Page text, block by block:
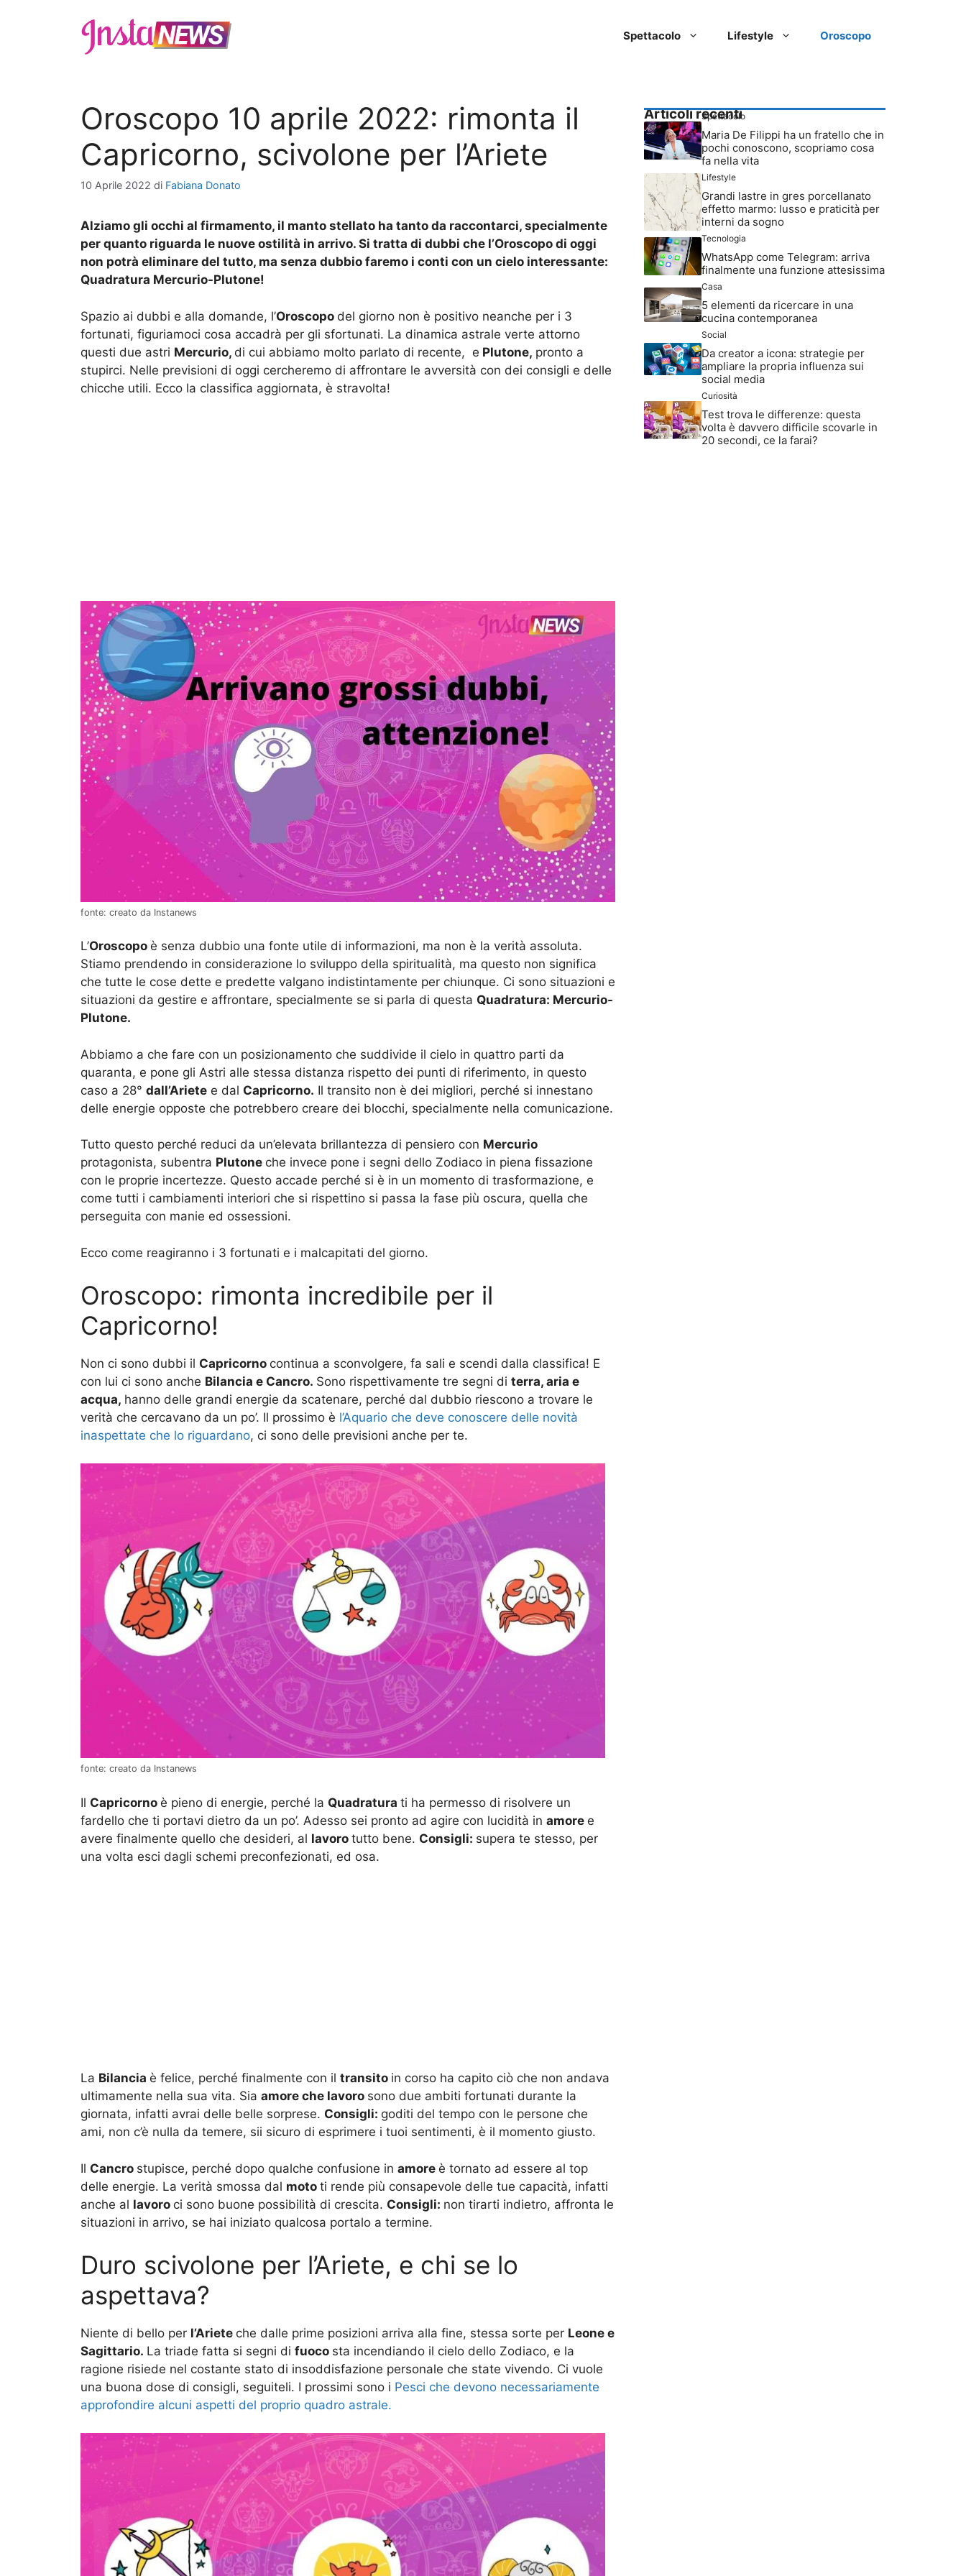
Spettacolo Lifestyle Oroscopo
Oroscopo 10 aprile 2022: rimonta il
Capricorno, scivolone per l’Ariete
10 Aprile 2022 di Fabiana Donato
Alziamo gli occhi al firmamento, il manto stellato ha tanto da raccontarci, specialmente
per quanto riguarda le nuove ostilità in arrivo. Si tratta di dubbi che l’Oroscopo di oggi
non potrà eliminare del tutto, ma senza dubbio faremo i conti con un cielo interessante:
Quadratura Mercurio-Plutone!
Spazio ai dubbi e alla domande, l’Oroscopo del giorno non è positivo neanche per i 3
fortunati, figuriamoci cosa accadrà per gli sfortunati. La dinamica astrale verte attorno
questi due astri Mercurio, di cui abbiamo molto parlato di recente, e Plutone, pronto a
stupirci. Nelle previsioni di oggi cercheremo di affrontare le avversità con dei consigli e delle
chicche utili. Ecco la classifica aggiornata, è stravolta!
fonte: creato da Instanews
L’Oroscopo è senza dubbio una fonte utile di informazioni, ma non è la verità assoluta.
Stiamo prendendo in considerazione lo sviluppo della spiritualità, ma questo non significa
che tutte le cose dette e predette valgano indistintamente per chiunque. Ci sono situazioni e
situazioni da gestire e affrontare, specialmente se si parla di questa Quadratura: Mercurio-
Plutone.
Abbiamo a che fare con un posizionamento che suddivide il cielo in quattro parti da
quaranta, e pone gli Astri alle stessa distanza rispetto dei punti di riferimento, in questo
caso a 28° dall’Ariete e dal Capricorno. Il transito non è dei migliori, perché si innestano
delle energie opposte che potrebbero creare dei blocchi, specialmente nella comunicazione.
Tutto questo perché reduci da un’elevata brillantezza di pensiero con Mercurio
protagonista, subentra Plutone che invece pone i segni dello Zodiaco in piena fissazione
con le proprie incertezze. Questo accade perché si è in un momento di trasformazione, e
come tutti i cambiamenti interiori che si rispettino si passa la fase più oscura, quella che
perseguita con manie ed ossessioni.
Ecco come reagiranno i 3 fortunati e i malcapitati del giorno.
Oroscopo: rimonta incredibile per il
Capricorno!
Non ci sono dubbi il Capricorno continua a sconvolgere, fa sali e scendi dalla classifica! E
con lui ci sono anche Bilancia e Cancro. Sono rispettivamente tre segni di terra, aria e
acqua, hanno delle grandi energie da scatenare, perché dal dubbio riescono a trovare le
verità che cercavano da un po’. Il prossimo è l’Aquario che deve conoscere delle novità
inaspettate che lo riguardano, ci sono delle previsioni anche per te.
fonte: creato da Instanews
Il Capricorno è pieno di energie, perché la Quadratura ti ha permesso di risolvere un
fardello che ti portavi dietro da un po’. Adesso sei pronto ad agire con lucidità in amore e
avere finalmente quello che desideri, al lavoro tutto bene. Consigli: supera te stesso, per
una volta esci dagli schemi preconfezionati, ed osa.
La Bilancia è felice, perché finalmente con il transito in corso ha capito ciò che non andava
ultimamente nella sua vita. Sia amore che lavoro sono due ambiti fortunati durante la
giornata, infatti avrai delle belle sorprese. Consigli: goditi del tempo con le persone che
ami, non c’è nulla da temere, sii sicuro di esprimere i tuoi sentimenti, è il momento giusto.
Il Cancro stupisce, perché dopo qualche confusione in amore è tornato ad essere al top
delle energie. La verità smossa dal moto ti rende più consapevole delle tue capacità, infatti
anche al lavoro ci sono buone possibilità di crescita. Consigli: non tirarti indietro, affronta le
situazioni in arrivo, se hai iniziato qualcosa portalo a termine.
Duro scivolone per l’Ariete, e chi se lo
aspettava?
Niente di bello per l’Ariete che dalle prime posizioni arriva alla fine, stessa sorte per Leone e
Sagittario. La triade fatta si segni di fuoco sta incendiando il cielo dello Zodiaco, e la
ragione risiede nel costante stato di insoddisfazione personale che state vivendo. Ci vuole
una buona dose di consigli, seguiteli. I prossimi sono i Pesci che devono necessariamente
approfondire alcuni aspetti del proprio quadro astrale.
Articoli recenti
Spettacolo
Maria De Filippi ha un fratello che in
pochi conoscono, scopriamo cosa
fa nella vita
Lifestyle
Grandi lastre in gres porcellanato
effetto marmo: lusso e praticità per
interni da sogno
Tecnologia
WhatsApp come Telegram: arriva
finalmente una funzione attesissima
Casa
5 elementi da ricercare in una
cucina contemporanea
Social
Da creator a icona: strategie per
ampliare la propria influenza sui
social media
Curiosità
Test trova le differenze: questa
volta è davvero difficile scovarle in
20 secondi, ce la farai?